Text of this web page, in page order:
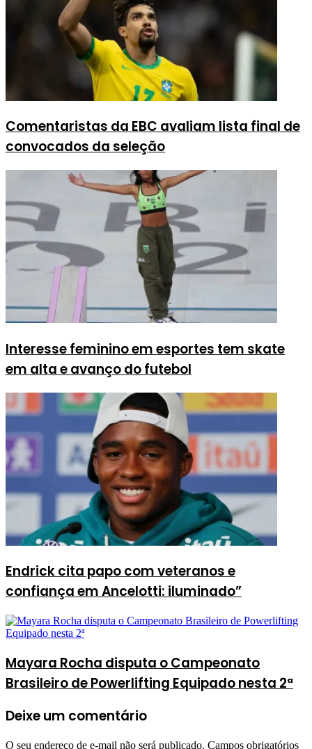
Comentaristas da EBC avaliam lista final de
convocados da seleção
Interesse feminino em esportes tem skate
em alta e avanço do futebol
Endrick cita papo com veteranos e
confiança em Ancelotti: iluminado”
Mayara Rocha disputa o Campeonato
Brasileiro de Powerlifting Equipado nesta 2ª
Deixe um comentário
O seu endereço de e-mail não será publicado. Campos obrigatórios